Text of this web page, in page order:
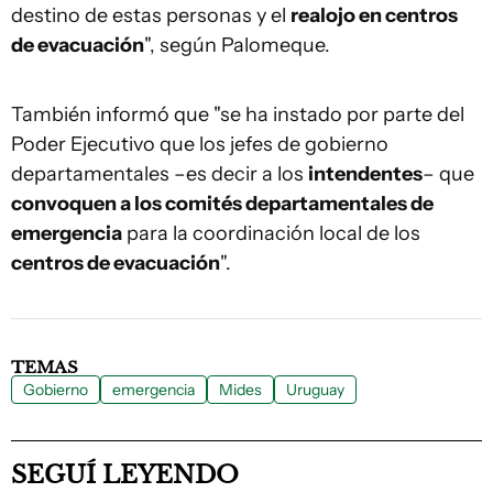
destino de estas personas y el realojo en centros
de evacuación", según Palomeque.
También informó que "se ha instado por parte del
Poder Ejecutivo que los jefes de gobierno
departamentales –es decir a los intendentes– que
convoquen a los comités departamentales de
emergencia para la coordinación local de los
centros de evacuación".
TEMAS
Gobierno emergencia Mides Uruguay
SEGUÍ LEYENDO